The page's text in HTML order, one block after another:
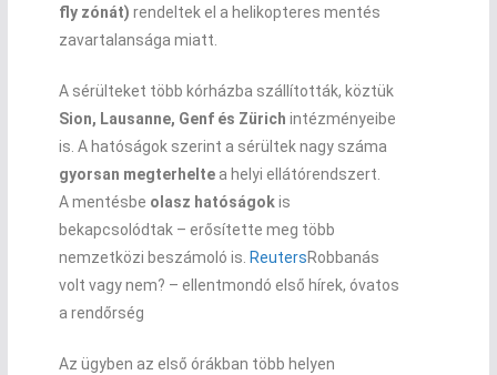
fly zónát) rendeltek el a helikopteres mentés
zavartalansága miatt.
A sérülteket több kórházba szállították, köztük
Sion, Lausanne, Genf és Zürich intézményeibe
is. A hatóságok szerint a sérültek nagy száma
gyorsan megterheltea helyi ellátórendszert.
A mentésbe olasz hatóságokis
bekapcsolódtak – erősítette meg több
nemzetközi beszámoló is. ReutersRobbanás
volt vagy nem? – ellentmondó első hírek, óvatos
a rendőrség
Az ügyben az első órákban több helyen